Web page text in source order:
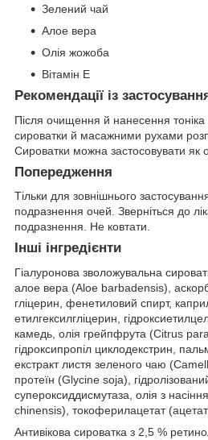
Зелений чай
Алое вера
Олія жожоба
Вітамін E
Рекомендації із
Після очищення й нанесення тоніка
сироватки й масажними рухами
Сироватки можна застосовувати як
Попередження
Тільки для зовнішнього
подразнення очей. Зверніться до
подразнення. Не ковтати.
Інші інгредієнти
Гіалуронова зволожувальна
алое вера (Aloe barbadensis),
гліцерин, фенетиловий спирт,
етилгексилгліцерин,
камедь, олія грейпфрута (Citrus
гідроксипропіл циклодекстрин,
екстракт листя зеленого чаю
протеїн (Glycine soja),
супероксиддисмутаза, олія з
chinensis), токоферилацетат (ацетат
Антивікова сироватка з 2,5 %